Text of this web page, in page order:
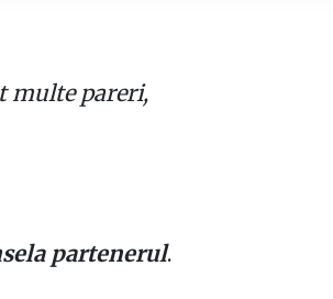
multe pareri,
partenerul.